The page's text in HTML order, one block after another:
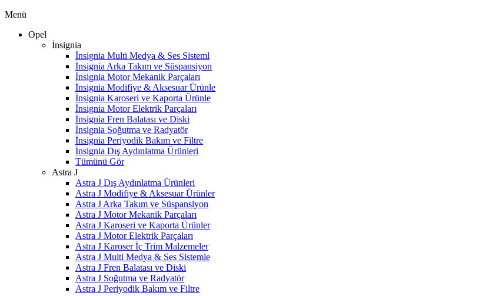
Menü
Opel
İnsignia
İnsignia Multi Medya & Ses Sisteml
İnsignia Arka Takım ve Süspansiyon
İnsignia Motor Mekanik Parçaları
İnsignia Modifiye & Aksesuar Ürünle
İnsignia Karoseri ve Kaporta Ürünle
İnsignia Motor Elektrik Parçaları
İnsignia Fren Balatası ve Diski
İnsignia Soğutma ve Radyatör
İnsignia Periyodik Bakım ve Filtre
İnsignia Dış Aydınlatma Ürünleri
Tümünü Gör
Astra J
Astra J Dış Aydınlatma Ürünleri
Astra J Modifiye & Aksesuar Ürünler
Astra J Arka Takım ve Süspansiyon
Astra J Motor Mekanik Parçaları
Astra J Karoseri ve Kaporta Ürünler
Astra J Motor Elektrik Parçaları
Astra J Karoser İç Trim Malzemeler
Astra J Multi Medya & Ses Sistemle
Astra J Fren Balatası ve Diski
Astra J Soğutma ve Radyatör
Astra J Periyodik Bakım ve Filtre